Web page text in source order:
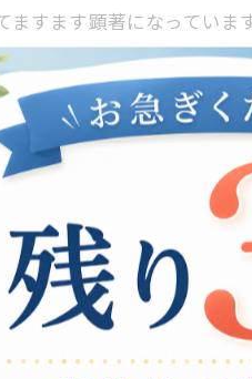
すます顕著になってい
タ管理やコミュニケー
岐にわたります。 ITス
性向上にも寄与します
るのです。 さらに、IT
の結果、個人だけでな
ょう。就労支援の取り
実績